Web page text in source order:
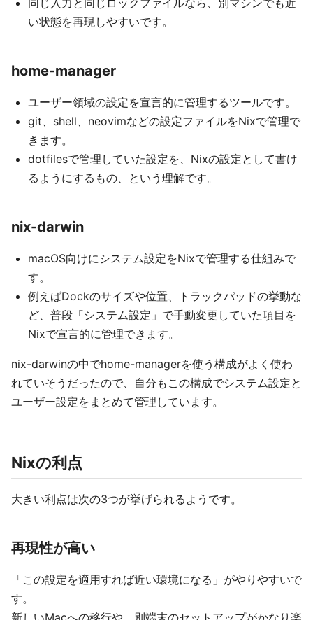
同じ入力と同じロックファイルなら、別マシンでも近
い状態を再現しやすいです。
home-manager
ユーザー領域の設定を宣言的に管理するツールです。
git、shell、neovimなどの設定ファイルをNixで管理で
きます。
dotfilesで管理していた設定を、Nixの設定として書け
るようにするもの、という理解です。
nix-darwin
macOS向けにシステム設定をNixで管理する仕組みで
す。
例えばDockのサイズや位置、トラックパッドの挙動な
ど、普段「システム設定」で手動変更していた項目を
Nixで宣言的に管理できます。
nix-darwinの中でhome-managerを使う構成がよく使わ
れていそうだったので、自分もこの構成でシステム設定と
ユーザー設定をまとめて管理しています。
Nixの利点
大きい利点は次の3つが挙げられるようです。
再現性が高い
「この設定を適用すれば近い環境になる」がやりやすいで
す。
新しいMacへの移行や、別端末のセットアップがかなり楽